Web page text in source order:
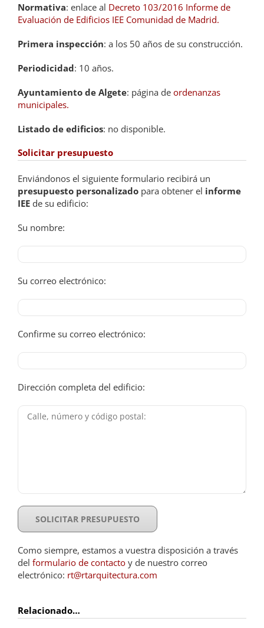
Normativa: enlace al Decreto 103/2016 Informe de
Evaluación de Edificios IEE Comunidad de Madrid.
Primera inspección: a los 50 años de su construcción.
Periodicidad: 10 años.
Ayuntamiento de Algete: página de ordenanzas
municipales.
Listado de edificios: no disponible.
Solicitar presupuesto
Enviándonos el siguiente formulario recibirá un
presupuesto personalizadopara obtener el informe
IEEde su edificio:
Su nombre:
Su correo electrónico:
Confirme su correo electrónico:
Dirección completa del edificio:
Como siempre, estamos a vuestra disposición a través
del formulario de contactoy de nuestro correo
electrónico: rt@rtarquitectura.com
Relacionado…